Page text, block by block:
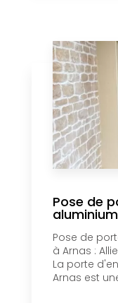
Pose de
aluminium
Pose de
à Arnas :
La porte
Arnas est